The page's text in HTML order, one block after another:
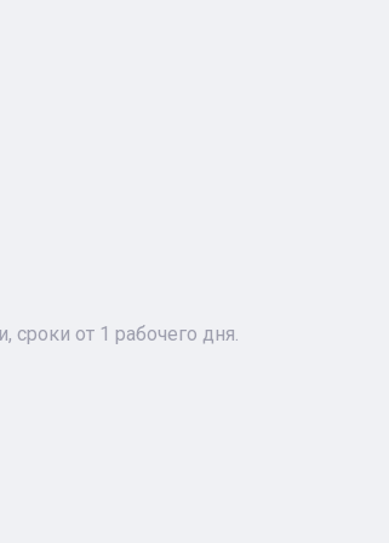
сроки от 1 рабочего дня.